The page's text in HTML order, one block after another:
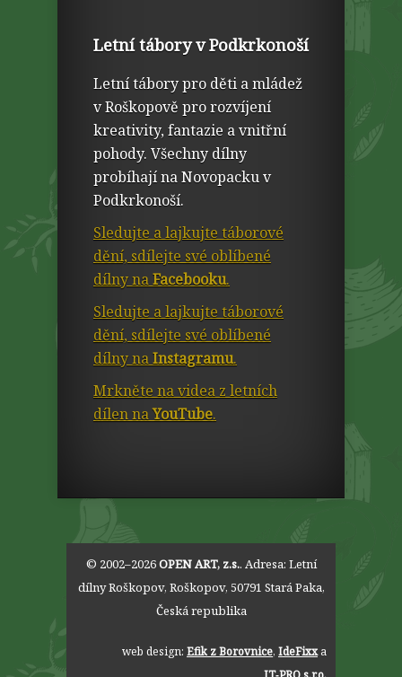
Letní tábory v Podkrkonoší
Letní tábory pro děti a mládež
v Roškopově pro rozvíjení
kreativity, fantazie a vnitřní
pohody. Všechny dílny
probíhají na Novopacku v
Podkrkonoší.
Sledujte a lajkujte táborové
dění, sdílejte své oblíbené
dílny naFacebooku.
Sledujte a lajkujte táborové
dění, sdílejte své oblíbené
dílny naInstagramu.
Mrkněte na videa z letních
dílen naYouTube.
© 2002–2026OPEN ART, z.s.. Adresa: Letní
dílny Roškopov, Roškopov, 50791 Stará Paka,
Česká republika
web design: Efik z Borovnice, IdeFixxa